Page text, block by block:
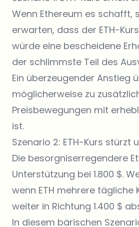
Wenn Ethereum es schafft,
erwarten, dass der ETH-
würde eine bescheidene
der schlimmste Teil des
Ein überzeugender Anstieg
möglicherweise zu
Preisbewegungen mit
ist.
Szenario 2: ETH-Kurs stürzt
Die besorgniserregendere
Unterstützung bei 1.800 $.
wenn ETH mehrere tägliche
weiter in Richtung 1.400 $
In diesem bärischen